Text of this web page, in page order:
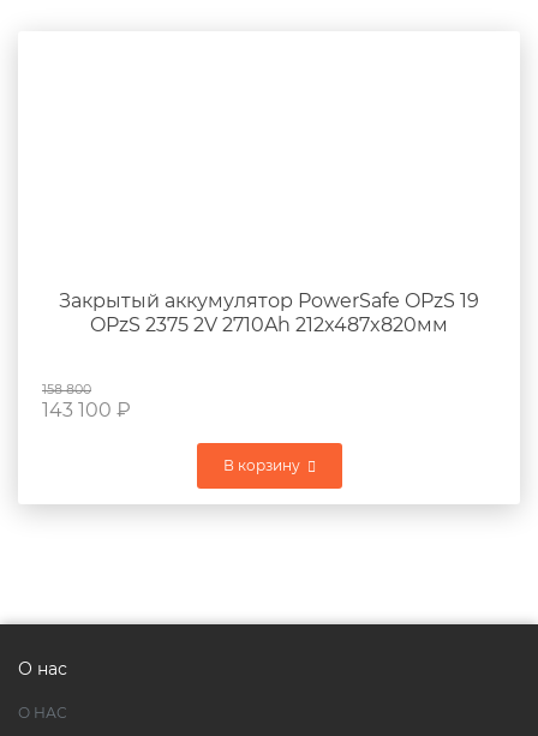
Закрытый аккумулятор PowerSafe OPzS 19
OPzS 2375 2V 2710Ah 212x487x820мм
158 800
143 100 ₽
В корзину
О нас
О НАС